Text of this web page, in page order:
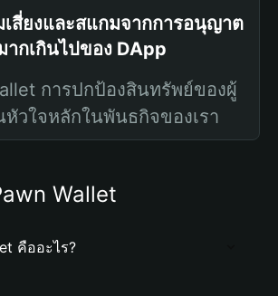
สี่ยงและสแกมจากการอนุญาต
ากเกินไปของ DApp
การปกป้องสินทรัพย์ของผู้
หัวใจหลักในพันธกิจของเรา
Wallet
คืออะไร?